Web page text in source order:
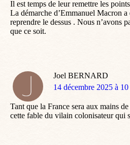
Il est temps de leur remettre les
La démarche d’Emmanuel Macron
reprendre le dessus . Nous n’avons
que ce soit.
Joel BERNARD
dit
14 décembre 2025 à
Tant que la France sera aux mains
cette fable du vilain colonisateur qui